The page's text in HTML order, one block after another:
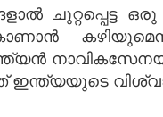
ചുറ്റപ്പെട്ട